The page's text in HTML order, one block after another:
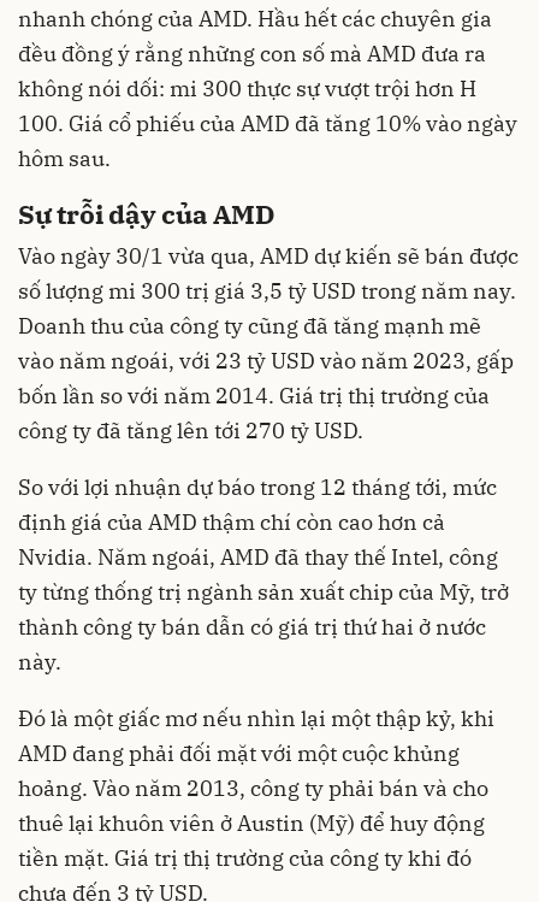
nhanh chóng của AMD. Hầu hết các chuyên gia
đều đồng ý rằng những con số mà AMD đưa ra
không nói dối: mi 300 thực sự vượt trội hơn H
100. Giá cổ phiếu của AMD đã tăng 10% vào ngày
hôm sau.
Sự trỗi dậy của AMD
Vào ngày 30/1 vừa qua, AMD dự kiến sẽ bán được
số lượng mi 300 trị giá 3,5 tỷ USD trong năm nay.
Doanh thu của công ty cũng đã tăng mạnh mẽ
vào năm ngoái, với 23 tỷ USD vào năm 2023, gấp
bốn lần so với năm 2014. Giá trị thị trường của
công ty đã tăng lên tới 270 tỷ USD.
So với lợi nhuận dự báo trong 12 tháng tới, mức
định giá của AMD thậm chí còn cao hơn cả
Nvidia. Năm ngoái, AMD đã thay thế Intel, công
ty từng thống trị ngành sản xuất chip của Mỹ, trở
thành công ty bán dẫn có giá trị thứ hai ở nước
này.
Đó là một giấc mơ nếu nhìn lại một thập kỷ, khi
AMD đang phải đối mặt với một cuộc khủng
hoảng. Vào năm 2013, công ty phải bán và cho
thuê lại khuôn viên ở Austin (Mỹ) để huy động
tiền mặt. Giá trị thị trường của công ty khi đó
chưa đến 3 tỷ USD.